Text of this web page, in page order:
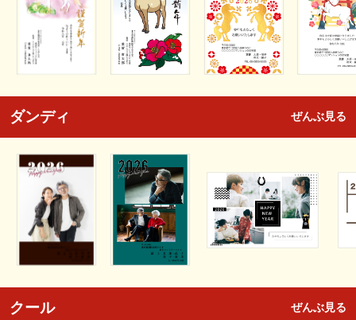
ダンディ ぜんぶ見る
クール ぜんぶ見る